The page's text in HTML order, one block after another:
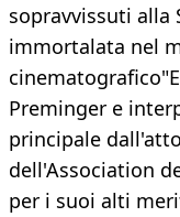
sopravvissuti alla
immortalata nel
Preminger e
principale
dell'Association
per i suoi alti